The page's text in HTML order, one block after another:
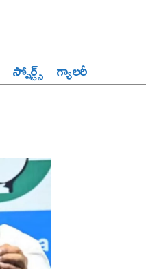
స్పోర్ట్స్‌ గ్యాలరీ